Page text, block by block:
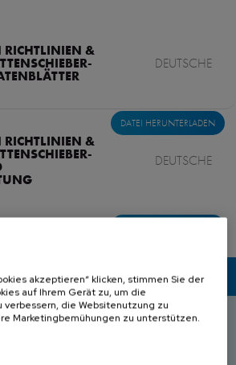
&
DEUTSCHE
DATEI HERUNTERLADEN
&
DEUTSCHE
KONTAKT
akzeptieren“ klicken, stimmen Sie der
auf Ihrem Gerät zu, um die
verbessern, die Websitenutzung zu
Marketingbemühungen zu unterstützen.